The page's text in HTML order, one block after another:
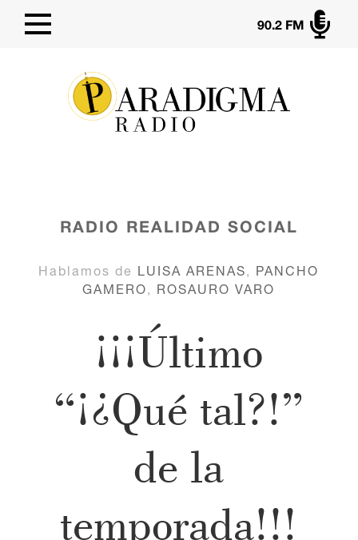

90.2 FM
RADIO REALIDAD SOCIAL
Hablamos de LUISA ARENAS, PANCHO
GAMERO, ROSAURO VARO
¡¡¡Último
“¡¿Qué tal?!”
de la
temporada!!!